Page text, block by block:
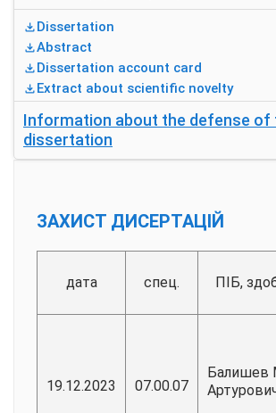
Dissertation
Abstract
Dissertation account card
Extract about scientific novelty
Information about the defense of
dissertation
ЗАХИСТ ДИСЕРТАЦІЙ
дата спец. ПІБ,
19.12.2023 07.00.07
Балишев